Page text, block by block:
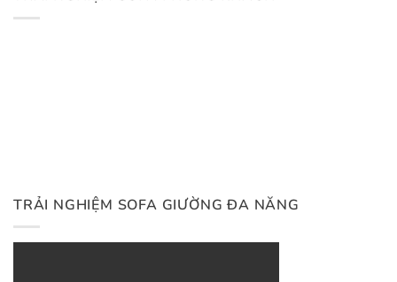
TRẢI NGHIỆM SOFA GIƯỜNG ĐA NĂNG